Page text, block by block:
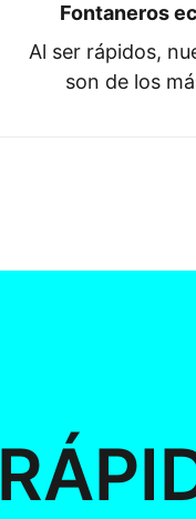
Fontaneros
Al ser rápidos,
son de los